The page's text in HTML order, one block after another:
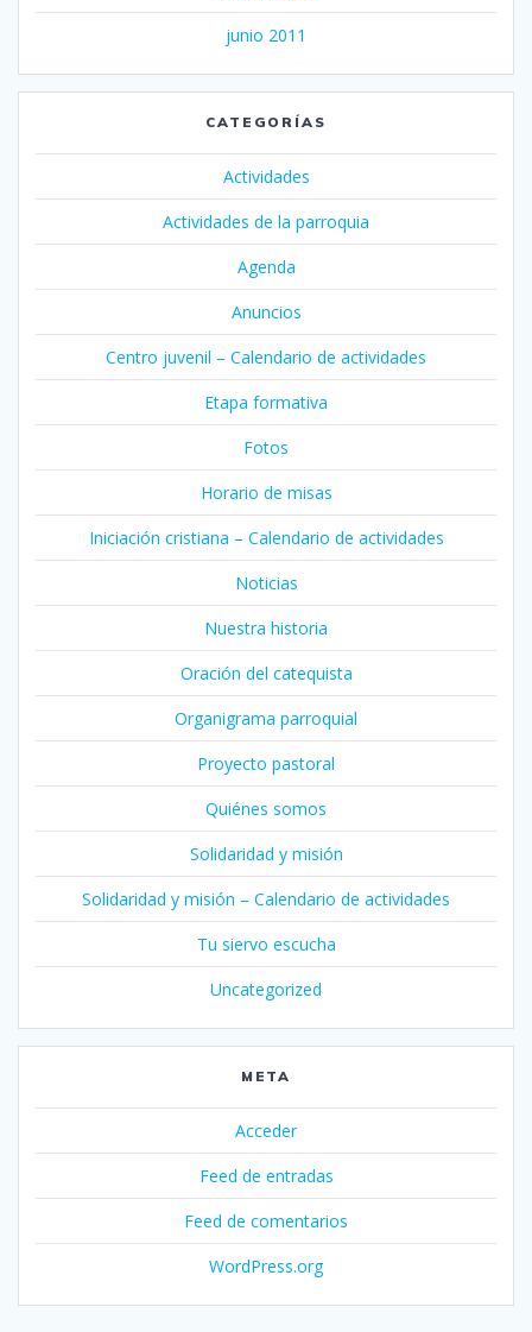
junio 2011
CATEGORÍAS
Actividades
Actividades de la parroquia
Agenda
Anuncios
Centro juvenil – Calendario de actividades
Etapa formativa
Fotos
Horario de misas
Iniciación cristiana – Calendario de actividades
Noticias
Nuestra historia
Oración del catequista
Organigrama parroquial
Proyecto pastoral
Quiénes somos
Solidaridad y misión
Solidaridad y misión – Calendario de actividades
Tu siervo escucha
Uncategorized
META
Acceder
Feed de entradas
Feed de comentarios
WordPress.org